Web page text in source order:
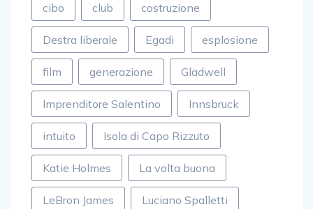
cibo club costruzione
Destra liberale Egadi esplosione
film generazione Gladwell
Imprenditore Salentino Innsbruck
intuito Isola di Capo Rizzuto
Katie Holmes La volta buona
LeBron James Luciano Spalletti